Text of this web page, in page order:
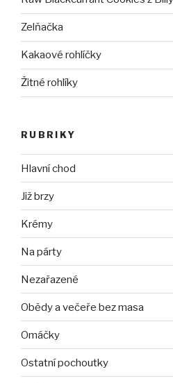
Zelňačka
Kakaové rohlíčky
Žitné rohlíky
RUBRIKY
Hlavní chod
Již brzy
Krémy
Na párty
Nezařazené
Obědy a večeře bez masa
Omáčky
Ostatní pochoutky